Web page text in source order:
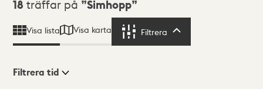
18 träffar på Simhopp
Visa lista Visa karta Filtrera
Filtrera tid